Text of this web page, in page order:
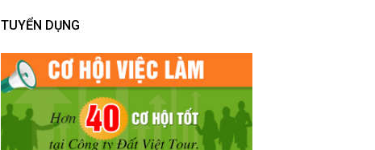
TUYỂN DỤNG